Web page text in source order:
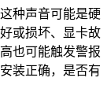
种声音可能是硬
或损坏、显卡故
也可能触发警报
装正确，是否有